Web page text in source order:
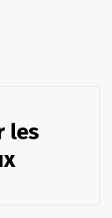
les